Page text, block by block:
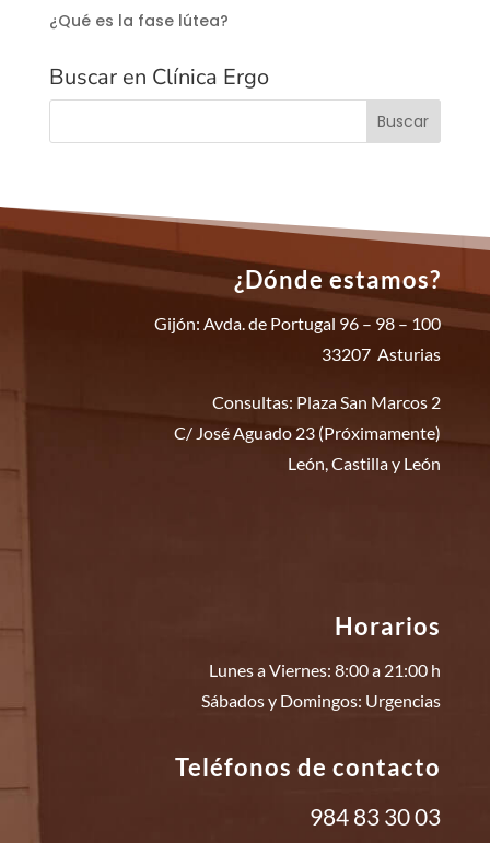
¿Qué es la fase lútea?
Buscar en Clínica Ergo
¿Dónde estamos?
Gijón: Avda. de Portugal 96 – 98 – 100
33207 Asturias
Consultas: Plaza San Marcos 2
C/ José Aguado 23 (Próximamente)
León, Castilla y León
Horarios
Lunes a Viernes: 8:00 a 21:00 h
Sábados y Domingos: Urgencias
Teléfonos de contacto
984 83 30 03